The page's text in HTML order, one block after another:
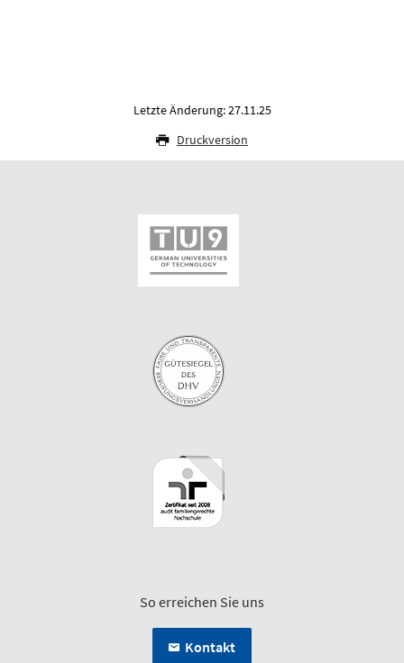
Letzte Änderung: 27.11.25
Druckversion
So erreichen Sie uns
Kontakt